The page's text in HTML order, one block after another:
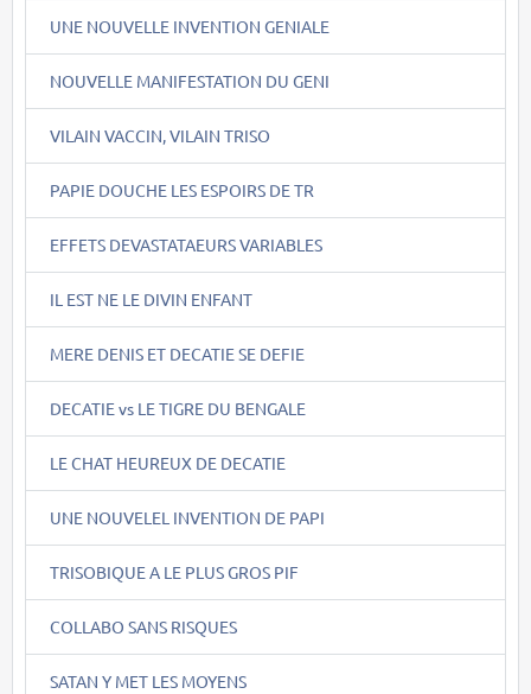
UNE NOUVELLE INVENTION GENIALE
NOUVELLE MANIFESTATION DU GENI
VILAIN VACCIN, VILAIN TRISO
PAPIE DOUCHE LES ESPOIRS DE TR
EFFETS DEVASTATAEURS VARIABLES
IL EST NE LE DIVIN ENFANT
MERE DENIS ET DECATIE SE DEFIE
DECATIE vs LE TIGRE DU BENGALE
LE CHAT HEUREUX DE DECATIE
UNE NOUVELEL INVENTION DE PAPI
TRISOBIQUE A LE PLUS GROS PIF
COLLABO SANS RISQUES
SATAN Y MET LES MOYENS